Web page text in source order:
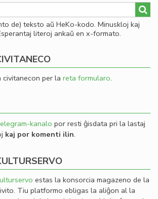
de) teksto aŭ HeKo-kodo. Minuskloj kaj
literoj ankaŭ en x-formato.
per la reta formularo.
kanalo por resti ĝisdata pri la lastaj
kaj por komenti ilin.
estas la konsorcia magazeno de la
Tiu platformo ebligas la aliĝon al la